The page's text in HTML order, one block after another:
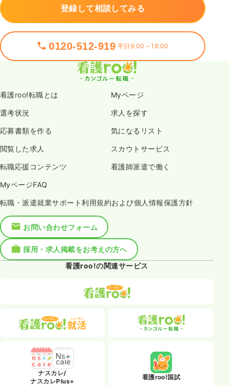
登録して相談してみる
0120-512-919 平日9:00～18:00
看護roo!転職とは Myページ
選考状況 求人を探す
応募書類を作る 気になるリスト
閲覧した求人 スカウトサービス
転職応援コンテンツ 看護師派遣で働く
MyページFAQ
転職・派遣就業サポート利用規約および個人情報保護方針
お問い合わせフォーム
採用・求人掲載をお考えの方へ
看護roo!の関連サービス
ナスカレ/
ナスカレPlus+
看護roo!国試